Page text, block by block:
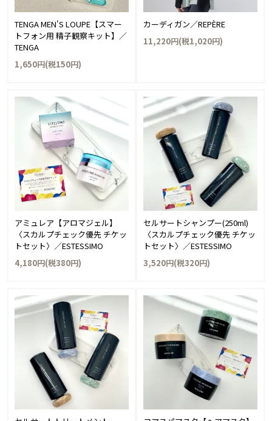
TENGA MEN'S LOUPE【スマー
トフォン用 精子観察キット】／
TENGA
1,650円(税150円)
カーディガン／REPÈRE
11,220円(税1,020円)
アミュレア【アロマジェル】
〈スカルプチェック優先 チケッ
トセット〉／ESTESSIMO
4,180円(税380円)
セルサートシャンプー(250ml)
〈スカルプチェック優先 チケッ
トセット〉／ESTESSIMO
3,520円(税320円)